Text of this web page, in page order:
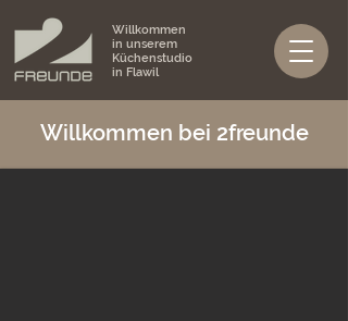
Willkommen
in unserem
Küchenstudio
in Flawil
Willkommen bei 2freunde